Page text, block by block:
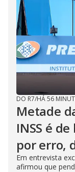
DO R7/HÁ 56
Metade
INSS é
por erro,
Em entrevista
afirmou que